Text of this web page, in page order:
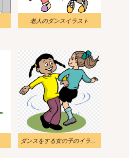
老人のダンスイラスト
ダンスをする女の子のイラスト